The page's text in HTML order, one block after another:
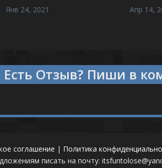
Янв 24, 2021 Апр 14,
что сказать?Пиши в
соглашение | Политика
писать на почту: